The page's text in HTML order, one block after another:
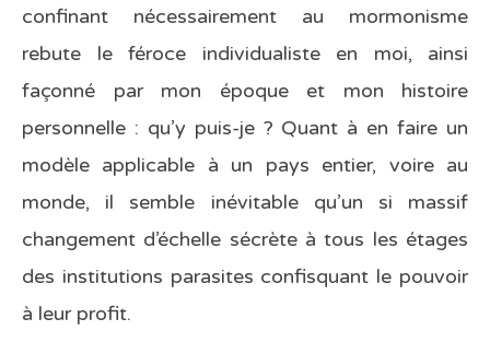
confinant nécessairement au mormonisme
rebute le féroce individualiste en moi, ainsi
façonné par mon époque et mon histoire
personnelle : qu’y puis-je ? Quant à en faire un
modèle applicable à un pays entier, voire au
monde, il semble inévitable qu’un si massif
changement d’échelle sécrète à tous les étages
des institutions parasites confisquant le pouvoir
à leur profit.